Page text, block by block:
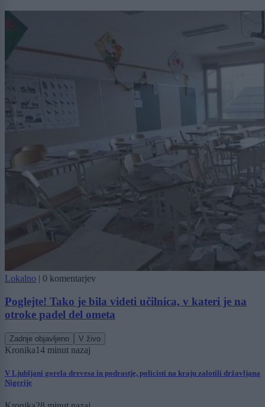
Lokalno | 0 komentarjev
Poglejte! Tako je bila videti učilnica, v kateri je na
otroke padel del ometa
Zadnje objavljeno V živo
Kronika14 minut nazaj
V Ljubljani gorela drevesa in podrastje, policisti na kraju zalotili državljana
Nigerije